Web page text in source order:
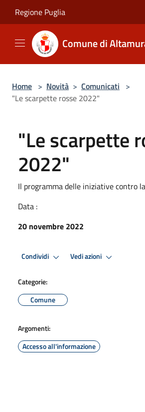
Regione Puglia
Comune di
Home > Novità > Comunicati >
"Le scarpette rosse 2022"
"Le scarpette
2022"
Il programma delle iniziative contro
Data :
20 novembre 2022
Condividi Vedi azioni
Categorie:
Comune
Argomenti:
Accesso all'informazione